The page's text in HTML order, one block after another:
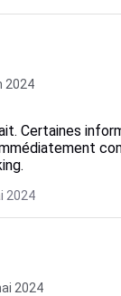
2024
Certaines
2024
2024